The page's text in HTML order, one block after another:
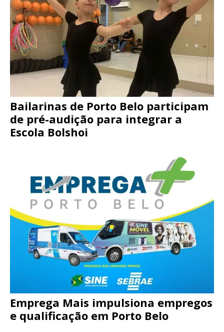
Bailarinas de Porto Belo participam
de pré-audição para integrar a
Escola Bolshoi
Emprega Mais impulsiona empregos
e qualificação em Porto Belo